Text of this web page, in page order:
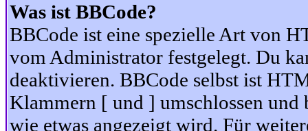
Was ist BBCode?
BBCode ist eine spezielle Art von
vom Administrator festgelegt. Du
deaktivieren. BBCode selbst ist
Klammern [ und ] umschlossen
wie etwas angezeigt wird. Für